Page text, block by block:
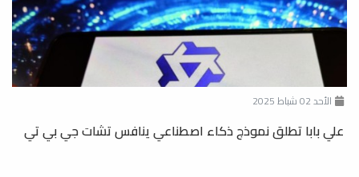
الأحد 02 شباط 2025
علي بابا تطلق نموذج ذكاء اصطناعي ينافس تشات جي بي تي